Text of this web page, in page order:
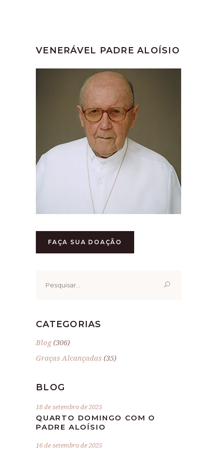
VENERÁVEL PADRE ALOÍSIO
FAÇA SUA DOAÇÃO
por:
CATEGORIAS
Blog(306)
Graças Alcançadas (35)
BLOG
18 de setembro de 2025
QUARTO DOMINGO COM O
PADRE ALOÍSIO
16 de setembro de 2025